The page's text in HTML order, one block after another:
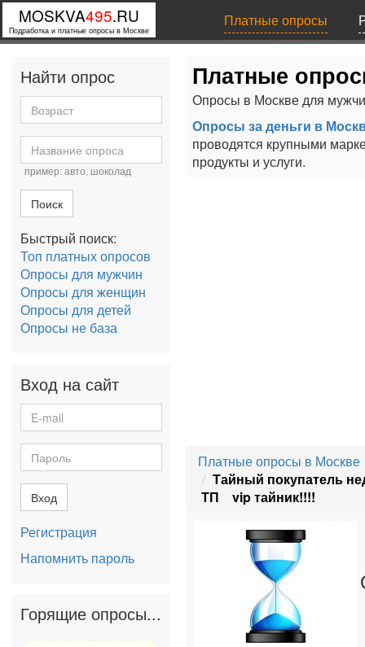
MOSKVA495.RU
Подработка и платные опросы в Москве
Платные опросы
Найти опрос
пример: авто, шоколад
Поиск
Быстрый поиск:
Топ платных опросов
Опросы для мужчин
Опросы для женщин
Опросы для детей
Опросы не база
Вход на сайт
Вход
Регистрация
Напомнить пароль
Горящие опросы...
Платные
Опросы в Москве для
Опросы за деньги в
проводятся крупными
продукты и услуги.
Платные опросы в Москве
Тайный покупатель
ТП vip тайник!!!!